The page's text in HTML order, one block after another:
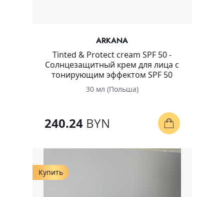
ARKANA
Tinted & Protect cream SPF 50 -
Солнцезащитный крем для лица с
тонирующим эффектом SPF 50
30 мл (Польша)
240.24 BYN
Купить